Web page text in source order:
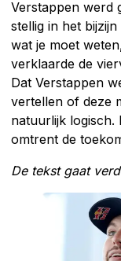
Verstappen werd
stellig in het bijzijn
wat je moet
verklaarde de
Dat Verstappen
vertellen of deze
natuurlijk
omtrent de
De tekst gaat